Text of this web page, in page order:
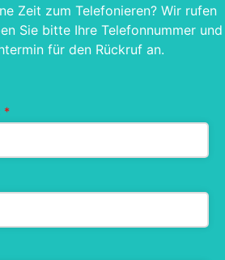
Zeit zum Telefonieren? Wir rufen
Sie bitte Ihre Telefonnummer und
für den Rückruf an.
*